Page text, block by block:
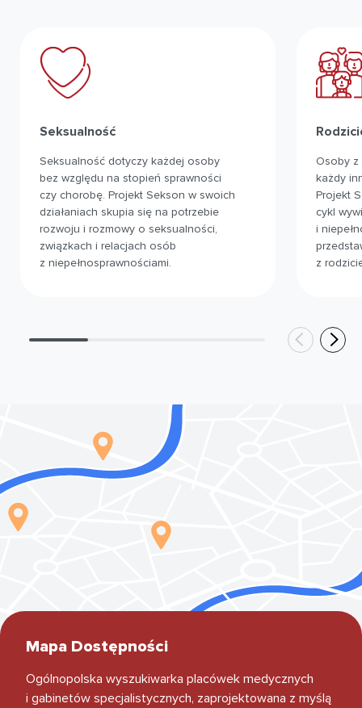
Seksualność
Seksualność dotyczy każdej osoby
bez względu na stopień sprawności
czy chorobę. Projekt Sekson w swoich
działaniach skupia się na potrzebie
rozwoju i rozmowy o seksualności,
związkach i relacjach osób
z niepełnosprawnościami.
Osoby z
każdy
Projekt
cykl
i
z
Mapa Dostępności
Ogólnopolska wyszukiwarka placówek medycznych
i gabinetów specjalistycznych, zaprojektowana z myślą